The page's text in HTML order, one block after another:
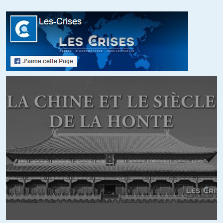
Narm//25.08.2017 à 14h21
il y a des questions sur la France Insoumise ( que je soutiens)
mais il y a des questions aussi sur l’UPR
les deux ne sont-ils pas quelque part, des leurres ?
j’espère pouvoir revoir ça via le web
ALERTER
gracques//26.08.2017 à 08h28
Et l’UPR réunie sur la base de son rejet ?
Le programme de la FI implique des son accès au pouvoir une remis
en cause de la monnaie unique ….. entrentemps’il’faut convaincre